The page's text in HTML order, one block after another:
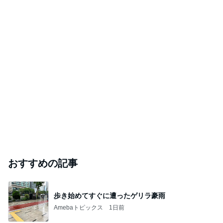
おすすめの記事
歩き始めてすぐに遭ったゲリラ豪雨
Amebaトピックス 1日前